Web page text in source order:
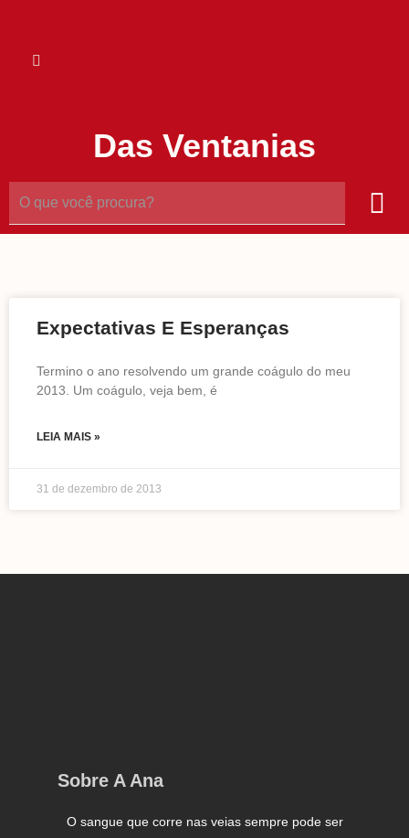
Das Ventanias
Expectativas E Esperanças
Termino o ano resolvendo um grande coágulo do meu
2013. Um coágulo, veja bem, é
LEIA MAIS »
31 de dezembro de 2013
Sobre A Ana
O sangue que corre nas veias sempre pode ser